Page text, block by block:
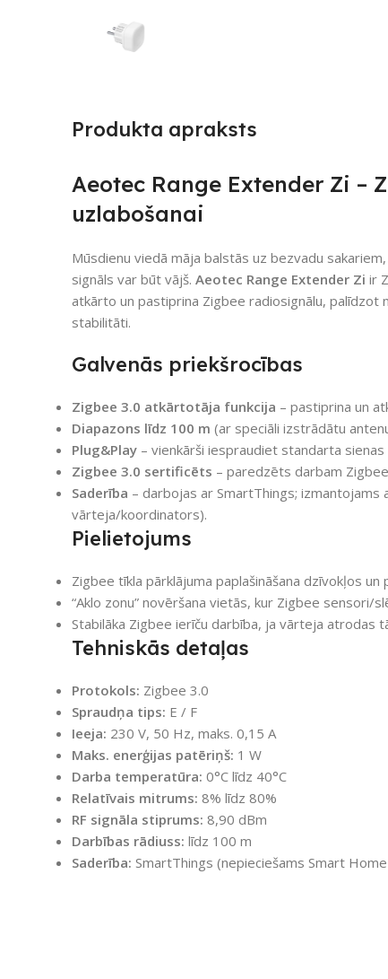
Produkta apraksts
Aeotec Range Extender Zi –
uzlabošanai
Mūsdienu viedā māja balstās uz bezvadu
signāls var būt vājš. Aeotec Range Extender Zi ir
atkārto un pastiprina Zigbee radiosignālu, palīdzot
stabilitāti.
Galvenās priekšrocības
Zigbee 3.0 atkārtotāja funkcija – pastiprina un
Diapazons līdz 100 m (ar speciāli izstrādātu
Plug&Play – vienkārši iespraudiet standarta
Zigbee 3.0 sertificēts – paredzēts darbam
Saderība – darbojas ar SmartThings;
vārteja/koordinators).
Pielietojums
Zigbee tīkla pārklājuma paplašināšana dzīvokļos un
“Aklo zonu” novēršana vietās, kur Zigbee sensori/
Stabilāka Zigbee ierīču darbība, ja vārteja atrodas
Tehniskās detaļas
Protokols: Zigbee 3.0
Spraudņa tips: E / F
Ieeja: 230 V, 50 Hz, maks. 0,15 A
Maks. enerģijas patēriņš: 1 W
Darba temperatūra: 0°C līdz 40°C
Relatīvais mitrums: 8% līdz 80%
RF signāla stiprums: 8,90 dBm
Darbības rādiuss: līdz 100 m
Saderība: SmartThings (nepieciešams Smart